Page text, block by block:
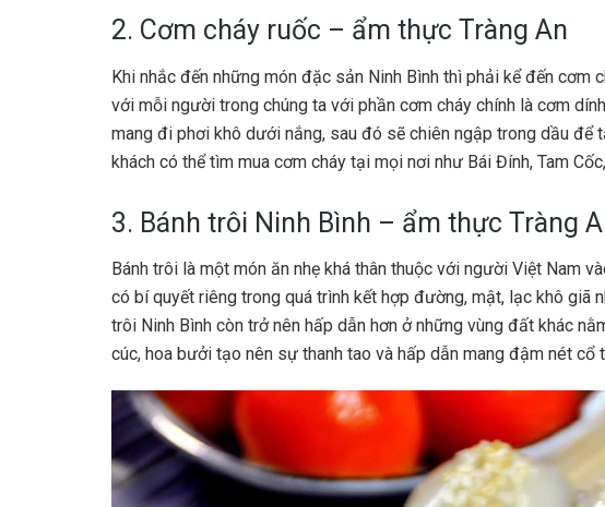
2. Cơm cháy ruốc – ẩm thực Tràng An
Khi nhắc đến những món đặc sản Ninh Bình thì phải kể đến cơm
với mỗi người trong chúng ta với phần cơm cháy chính là cơm
mang đi phơi khô dưới nắng, sau đó sẽ chiên ngập trong dầu để
khách có thể tìm mua cơm cháy tại mọi nơi như Bái Đính, Tam
3. Bánh trôi Ninh Bình – ẩm thực Tràng
Bánh trôi là một món ăn nhẹ khá thân thuộc với người Việt Nam
có bí quyết riêng trong quá trình kết hợp đường, mật, lạc khô giã
trôi Ninh Bình còn trở nên hấp dẫn hơn ở những vùng đất khác
cúc, hoa bưởi tạo nên sự thanh tao và hấp dẫn mang đậm nét cổ